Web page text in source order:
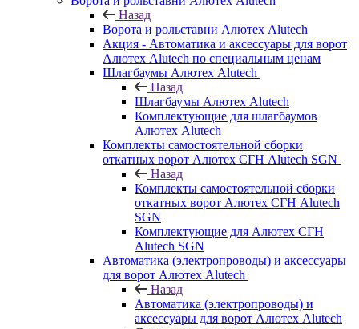
Назад
Ворота и рольставни Алютех Alutech
Акция - Автоматика и аксессуары для ворот
Алютех Alutech по специальным ценам
Шлагбаумы Алютех Alutech
Назад
Шлагбаумы Алютех Alutech
Комплектующие для шлагбаумов
Алютех Alutech
Комплекты самостоятельной сборки
откатных ворот Алютех СГН Alutech SGN
Назад
Комплекты самостоятельной сборки
откатных ворот Алютех СГН Alutech
SGN
Комплектующие для Алютех СГН
Alutech SGN
Автоматика (электропроводы) и аксессуары
для ворот Алютех Alutech
Назад
Автоматика (электропроводы) и
аксессуары для ворот Алютех Alutech